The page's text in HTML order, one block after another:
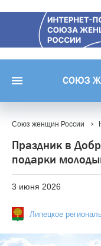
СОЮЗ
Союз женщин России
Праздник в
подарки
3 июня 2026
Липецкое